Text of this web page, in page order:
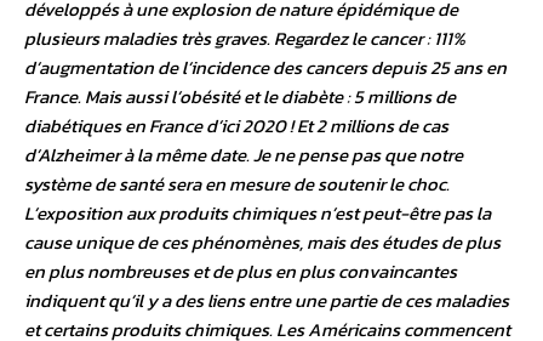
développés à une explosion de nature épidémique de
plusieurs maladies très graves. Regardez le cancer : 111%
d’augmentation de l’incidence des cancers depuis 25 ans en
France. Mais aussi l’obésité et le diabète : 5 millions de
diabétiques en France d’ici 2020 ! Et 2 millions de cas
d’Alzheimer à la même date. Je ne pense pas que notre
système de santé sera en mesure de soutenir le choc.
L’exposition aux produits chimiques n’est peut-être pas la
cause unique de ces phénomènes, mais des études de plus
en plus nombreuses et de plus en plus convaincantes
indiquent qu’il y a des liens entre une partie de ces maladies
et certains produits chimiques. Les Américains commencent